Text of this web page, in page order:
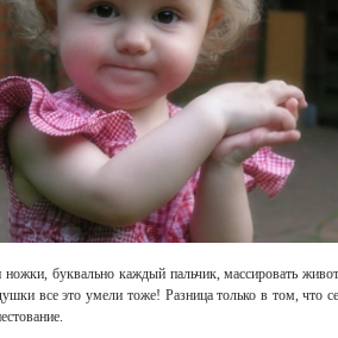
буквально каждый пальчик, массировать
все это умели тоже! Разница только в том, что